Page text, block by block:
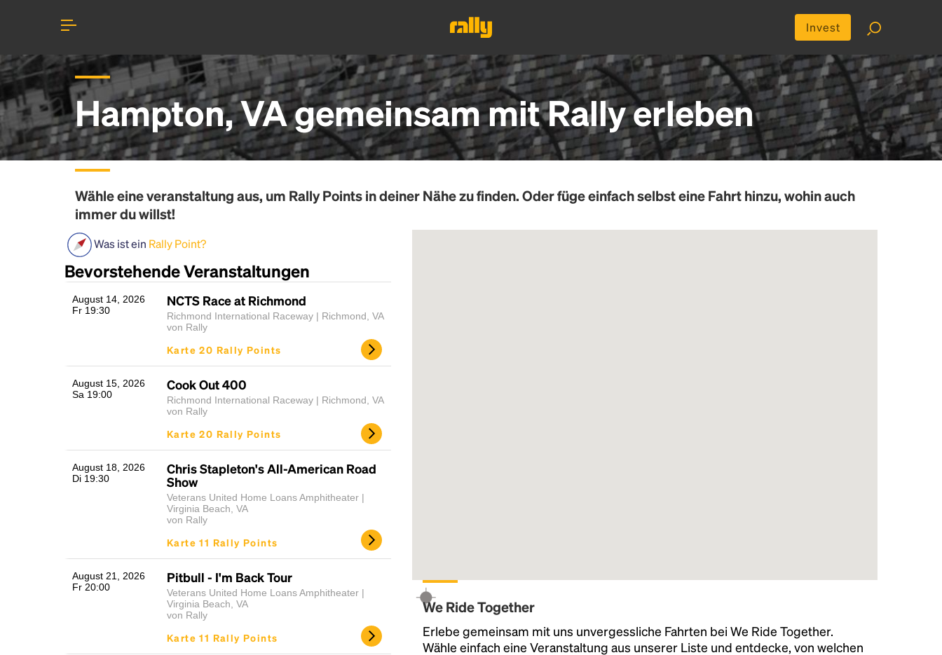
Invest
Hampton, VA gemeinsam mit Rally erleben
Wähle eine veranstaltung aus, um Rally Pointsin deiner Nähe zu finden. Oder füge einfach selbst eine Fahrt hinzu, wohin auch
immer du willst!
Was ist ein Rally Point?
Bevorstehende Veranstaltungen
August 14, 2026
Fr 19:30
NCTS Race at Richmond
Richmond International Raceway | Richmond, VA
von Rally
Karte 20 Rally Points
August 15, 2026
Sa 19:00
Cook Out 400
Richmond International Raceway | Richmond, VA
von Rally
Karte 20 Rally Points
August 18, 2026
Di 19:30
Chris Stapleton's All-American Road
Show
Veterans United Home Loans Amphitheater |
Virginia Beach, VA
von Rally
Karte 11 Rally Points
August 21, 2026
Fr 20:00
Pitbull - I'm Back Tour
Veterans United Home Loans Amphitheater |
Virginia Beach, VA
von Rally
Karte 11 Rally Points
We Ride Together
Erlebe gemeinsam mit uns unvergessliche Fahrten bei We Ride Together.
Wähle einfach eine Veranstaltung aus unserer Liste und entdecke, von welchen